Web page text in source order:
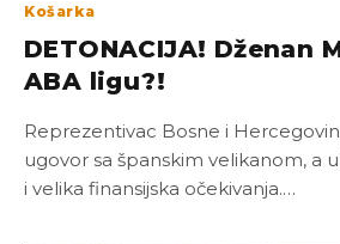
Košarka
DETONACIJA! Dženan
ABA ligu?!
Reprezentivac Bosne i
ugovor sa španskim velikanom, a
i velika finansijska očekivanja.…